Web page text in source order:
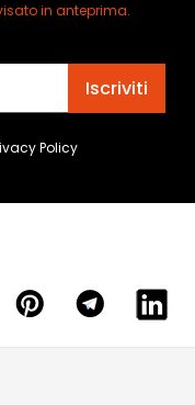
in anteprima.
Iscriviti
Policy